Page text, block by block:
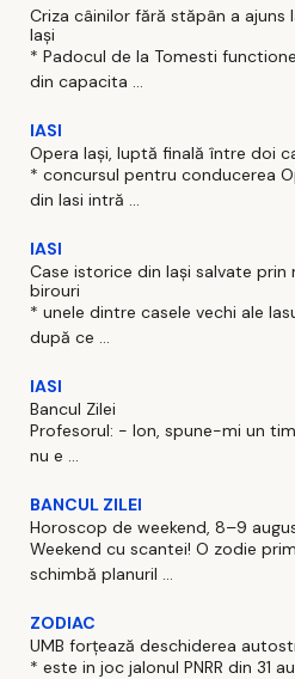
Criza câinilor fără stăpân a
Iași
* Padocul de la Tomesti
din capacita ...
IASI
Opera Iași, luptă finală între doi
* concursul pentru conducerea
din Iasi intră ...
IASI
Case istorice din Iași salvate prin
birouri
* unele dintre casele vechi ale
după ce ...
IASI
Bancul Zilei
Profesorul: - Ion, spune-mi un
nu e ...
BANCUL ZILEI
Horoscop de weekend, 8–9
Weekend cu scantei! O zodie
schimbă planuril ...
ZODIAC
UMB forțează deschiderea
* este in joc jalonul PNRR din 31